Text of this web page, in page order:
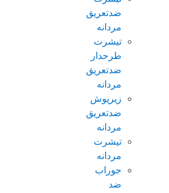
ضدتعریق
مردانه
تیشرت
طرحدار
ضدتعریق
مردانه
زیرپوش
ضدتعریق
مردانه
تیشرت
مردانه
جوراب
ضد